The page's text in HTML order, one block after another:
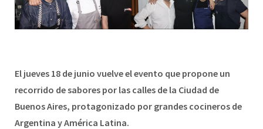
El jueves 18 de junio vuelve el evento que propone un
recorrido de sabores por las calles de la Ciudad de
Buenos Aires, protagonizado por grandes cocineros de
Argentina y América Latina.